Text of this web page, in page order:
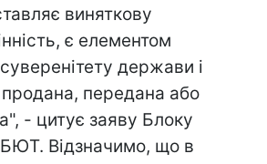
виняткову
є елементом
держави і
передана або
- цитує заяву Блоку
Відзначимо, що в